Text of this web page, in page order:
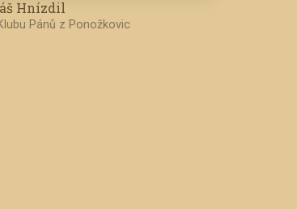
Hnízdil
Pánů z Ponožkovic